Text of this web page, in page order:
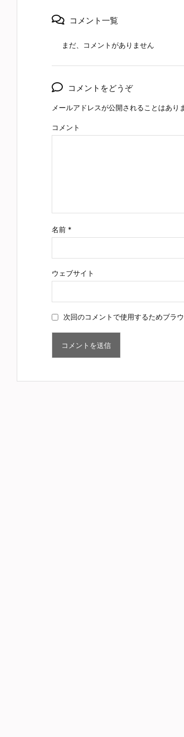
コメント一覧
まだ、コメントがありません
コメントをどうぞ
メールアドレスが公開されることはあり
コメント
名前 *
ウェブサイト
次回のコメントで使用するためブラ